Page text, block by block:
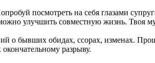
посмотреть на себя глазами
улучшить совместную жизнь. Твоя
о бывших обидах, ссорах, изменах.
разрыву.